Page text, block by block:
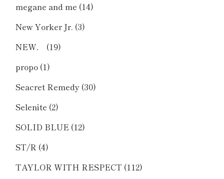
megane and me (14)
New Yorker Jr. (3)
NEW．
(19)
propo (1)
Seacret Remedy (30)
Selenite (2)
SOLID BLUE (12)
ST/R (4)
TAYLOR WITH RESPECT (112)